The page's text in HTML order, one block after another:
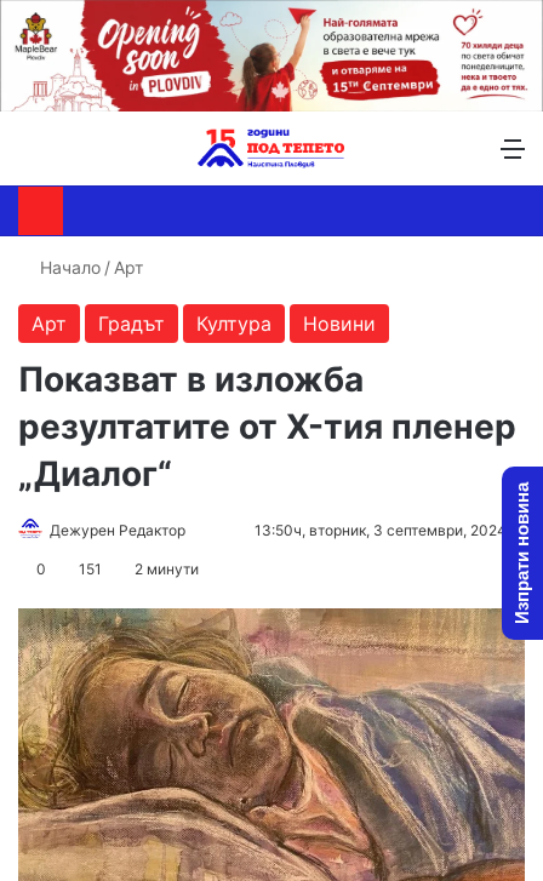
Начало / Арт
Арт Градът Култура Новини
Показват в изложба
резултатите от X-тия пленер
„Диалог“
Дежурен Редактор
Send13:50ч, вторник, 3 септември, 2024
0 151 2 минути Изпрати новина